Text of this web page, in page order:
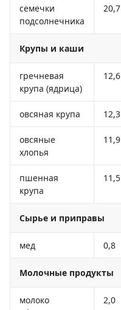
семечки
подсолнечника
20,7
Крупы и каши
гречневая
крупа (ядрица)
12,6
овсяная крупа 12,3
овсяные
хлопья
11,9
пшенная
крупа
11,5
Сырье и приправы
мед 0,8
Молочные продукты
молоко
2,0